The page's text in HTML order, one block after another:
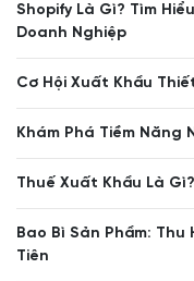
Shopify Là Gì? Tìm
Doanh Nghiệp
Cơ Hội Xuất Khẩu
Khám Phá Tiềm Năng
Thuế Xuất Khẩu Là
Bao Bì Sản Phẩm:
Tiên